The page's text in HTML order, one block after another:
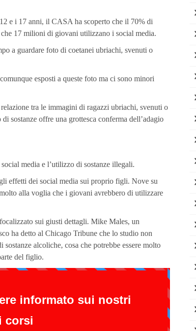
e i 17 anni, il CASA ha scoperto che il 70% di
17 milioni di giovani utilizzano i social media.
a guardare foto di coetanei ubriachi, svenuti o
esposti a queste foto ma ci sono minori
tra le immagini di ragazzi ubriachi, svenuti o
sostanze offre una grottesca conferma dell’adagio
media e l’utilizzo di sostanze illegali.
effetti dei social media sui proprio figli. Nove su
alla voglia che i giovani avrebbero di utilizzare
sui giusti dettagli. Mike Males, un
ha detto al Chicago Tribune che lo studio non
alcoliche, cosa che potrebbe essere molto
del figlio.